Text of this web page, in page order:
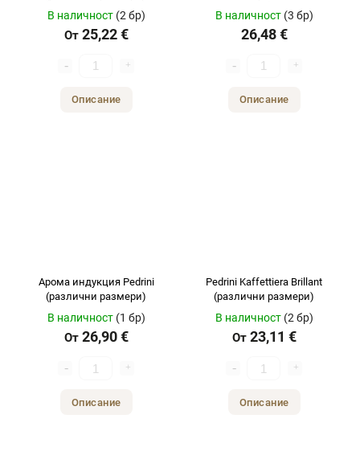
В наличност (2 бр)
От25,22 €
Описание
В наличност (3 бр)
26,48 €
Описание
Арома индукция Pedrini
(различни размери)
В наличност (1 бр)
От26,90 €
Описание
Pedrini Kaffettiera Brillant
(различни размери)
В наличност (2 бр)
От23,11 €
Описание